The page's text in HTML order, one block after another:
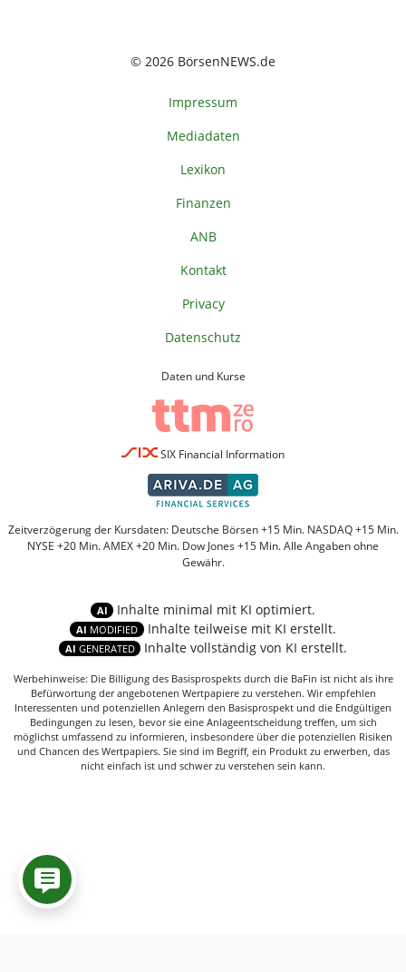
© 2026 BörsenNEWS.de
Impressum
Mediadaten
Lexikon
Finanzen
ANB
Kontakt
Privacy
Datenschutz
Daten und Kurse
SIX Financial Information
Zeitverzögerung der Kursdaten: Deutsche Börsen +15 Min. NASDAQ +15 Min.
NYSE +20 Min. AMEX +20 Min. Dow Jones +15 Min. Alle Angaben ohne
Gewähr.
AI Inhalte minimal mit KI optimiert.
AI MODIFIED Inhalte teilweise mit KI erstellt.
AI GENERATED Inhalte vollständig von KI erstellt.
Werbehinweise: Die Billigung des Basisprospekts durch die BaFin ist nicht als ihre
Befürwortung der angebotenen Wertpapiere zu verstehen. Wir empfehlen
Interessenten und potenziellen Anlegern den Basisprospekt und die Endgültigen
Bedingungen zu lesen, bevor sie eine Anlageentscheidung treffen, um sich
möglichst umfassend zu informieren, insbesondere über die potenziellen Risiken
und Chancen des Wertpapiers. Sie sind im Begriff, ein Produkt zu erwerben, das
nicht einfach ist und schwer zu verstehen sein kann.